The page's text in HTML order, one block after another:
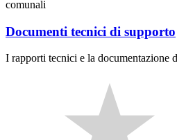
comunali
Documenti tecnici di supporto
I rapporti tecnici e la documentazione